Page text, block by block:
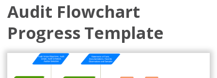
Audit Flowchart
Progress Template